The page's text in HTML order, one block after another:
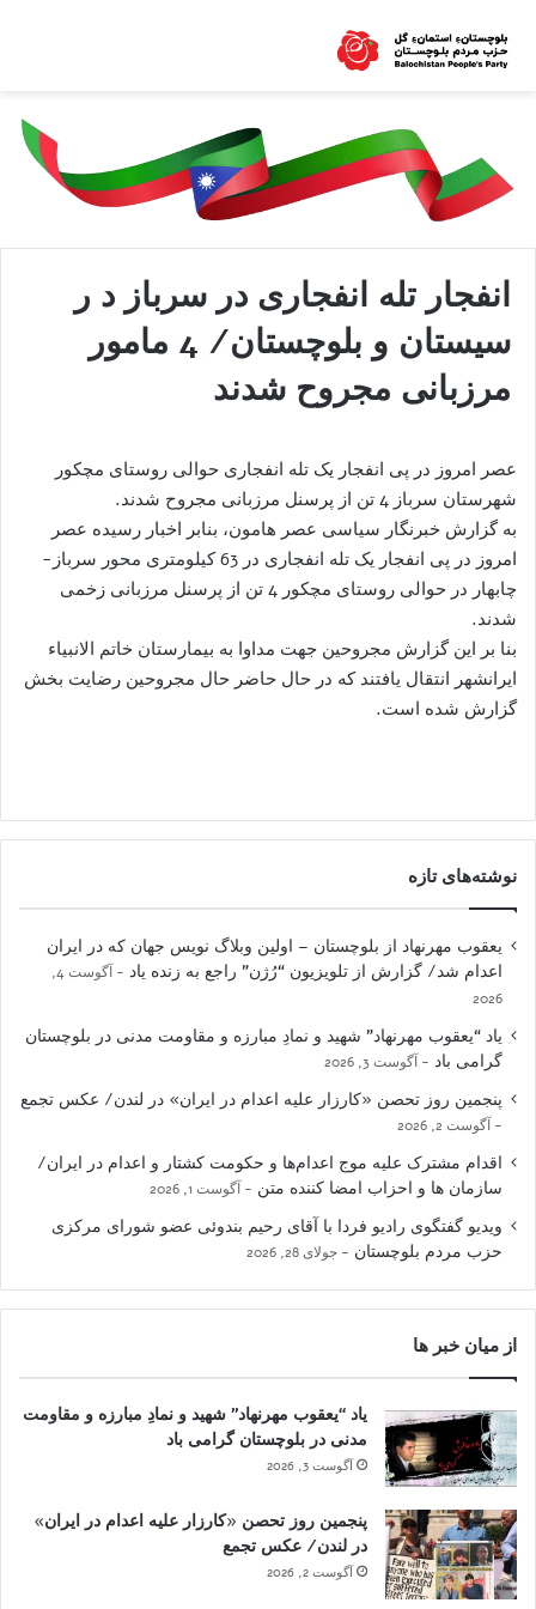
انفجار تله انفجاری در سرباز د ر
سیستان و بلوچستان/ 4 مامور
مرزبانی مجروح شدند
عصر امروز در پی انفجار یک تله انفجاری حوالی روستای مچکور
شهرستان سرباز 4 تن از پرسنل مرزبانی مجروح شدند.
به گزارش خبرنگار سیاسی عصر هامون، بنابر اخبار رسیده عصر
امروز در پی انفجار یک تله انفجاری در 63 کیلومتری محور سرباز-
چابهار در حوالی روستای مچکور 4 تن از پرسنل مرزبانی زخمی
شدند.
بنا بر این گزارش مجروحین جهت مداوا به بیمارستان خاتم الانبیاء
ایرانشهر انتقال یافتند که در حال حاضر حال مجروحین رضایت بخش
گزارش شده است.
نوشته‌های تازه
یعقوب مهرنهاد از بلوچستان – اولین وبلاگ نویس جهان که در ایران
اعدام شد/ گزارش از تلویزیون “رُژن” راجع به زنده یاد
آگوست 4,
2026
یاد “یعقوب مهرنهاد” شهید و نمادِ مبارزه و مقاومت مدنی در بلوچستان
گرامی باد
آگوست 3, 2026
پنجمین روز تحصن «کارزار علیه اعدام در ایران» در لندن/ عکس تجمع
آگوست 2, 2026
اقدام مشترک علیه موج اعدام‌ها و حکومت کشتار و اعدام در ایران/
سازمان ها و احزاب امضا کننده متن
آگوست 1, 2026
ویدیو گفتگوی رادیو فردا با آقای رحیم بندوئی عضو شورای مرکزی
حزب مردم بلوچستان
جولای 28, 2026
از میان خبر ها
یاد “یعقوب مهرنهاد” شهید و نمادِ مبارزه و مقاومت
مدنی در بلوچستان گرامی باد
آگوست 3, 2026
پنجمین روز تحصن «کارزار علیه اعدام در ایران»
در لندن/ عکس تجمع
آگوست 2, 2026